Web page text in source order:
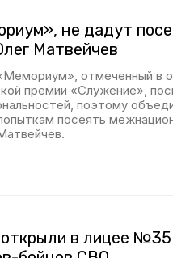
не дадут
Матвейчев
отмеченный в
премии «Служение»,
поэтому
посеять
в лицее №35